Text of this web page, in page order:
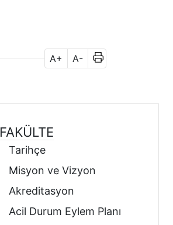
A+ A-
FAKÜLTE
Tarihçe
Misyon ve Vizyon
Akreditasyon
Acil Durum Eylem Planı